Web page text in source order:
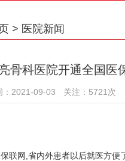
> 医院新闻
骨科医院开通全国医
：2021-09-03 关注：5721次
联网,省内外患者以后就医方便